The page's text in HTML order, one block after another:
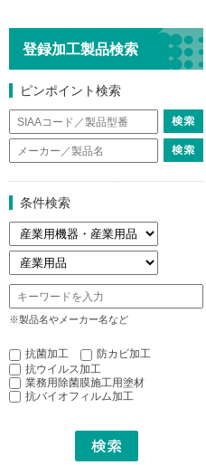
登録加工製品検索
ピンポイント検索
条件検索
※製品名やメーカー名など
抗菌加工
防カビ加工
抗ウイルス加工
業務用除菌膜施工用塗材
抗バイオフィルム加工